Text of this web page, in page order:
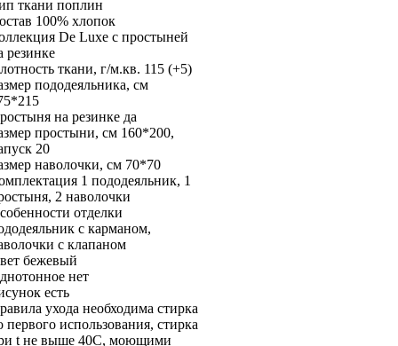
ткани поплин
100% хлопок
De Luxe с простыней
резинке
ткани, г/м.кв. 115 (+5)
пододеяльника, см
на резинке да
простыни, см 160*200,
20
наволочки, см 70*70
1 пододеяльник, 1
2 наволочки
отделки
с карманом,
с клапаном
бежевый
нет
есть
ухода необходима стирка
первого использования, стирка
t не выше 40С, моющими